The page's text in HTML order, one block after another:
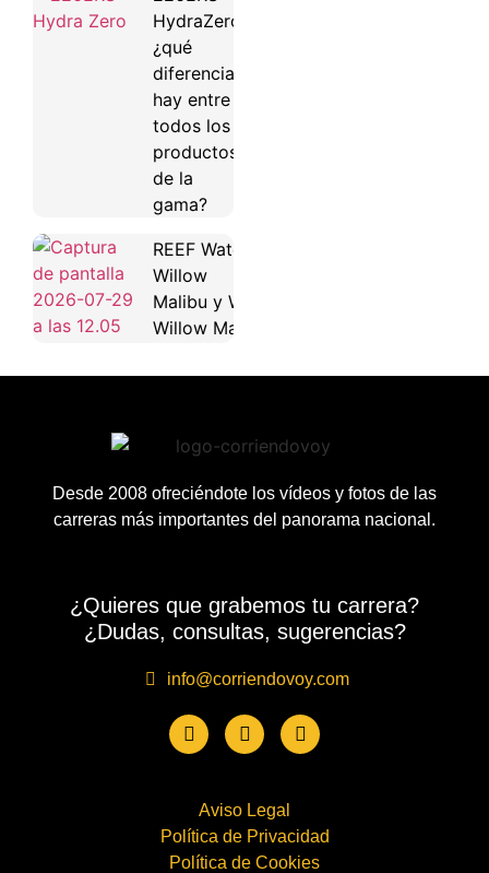
HydraZero:
¿qué
diferencias
hay entre
todos los
productos
de la
gama?
REEF Water
Willow
Malibu y Water
Willow Maya
Desde 2008 ofreciéndote los vídeos y fotos de las
carreras más importantes del panorama nacional.
¿Quieres que grabemos tu carrera?
¿Dudas, consultas, sugerencias?
info@corriendovoy.com
Aviso Legal
Política de Privacidad
Política de Cookies